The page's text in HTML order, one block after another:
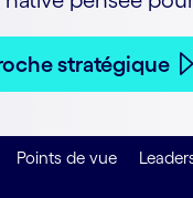
stratégique
Points de vue